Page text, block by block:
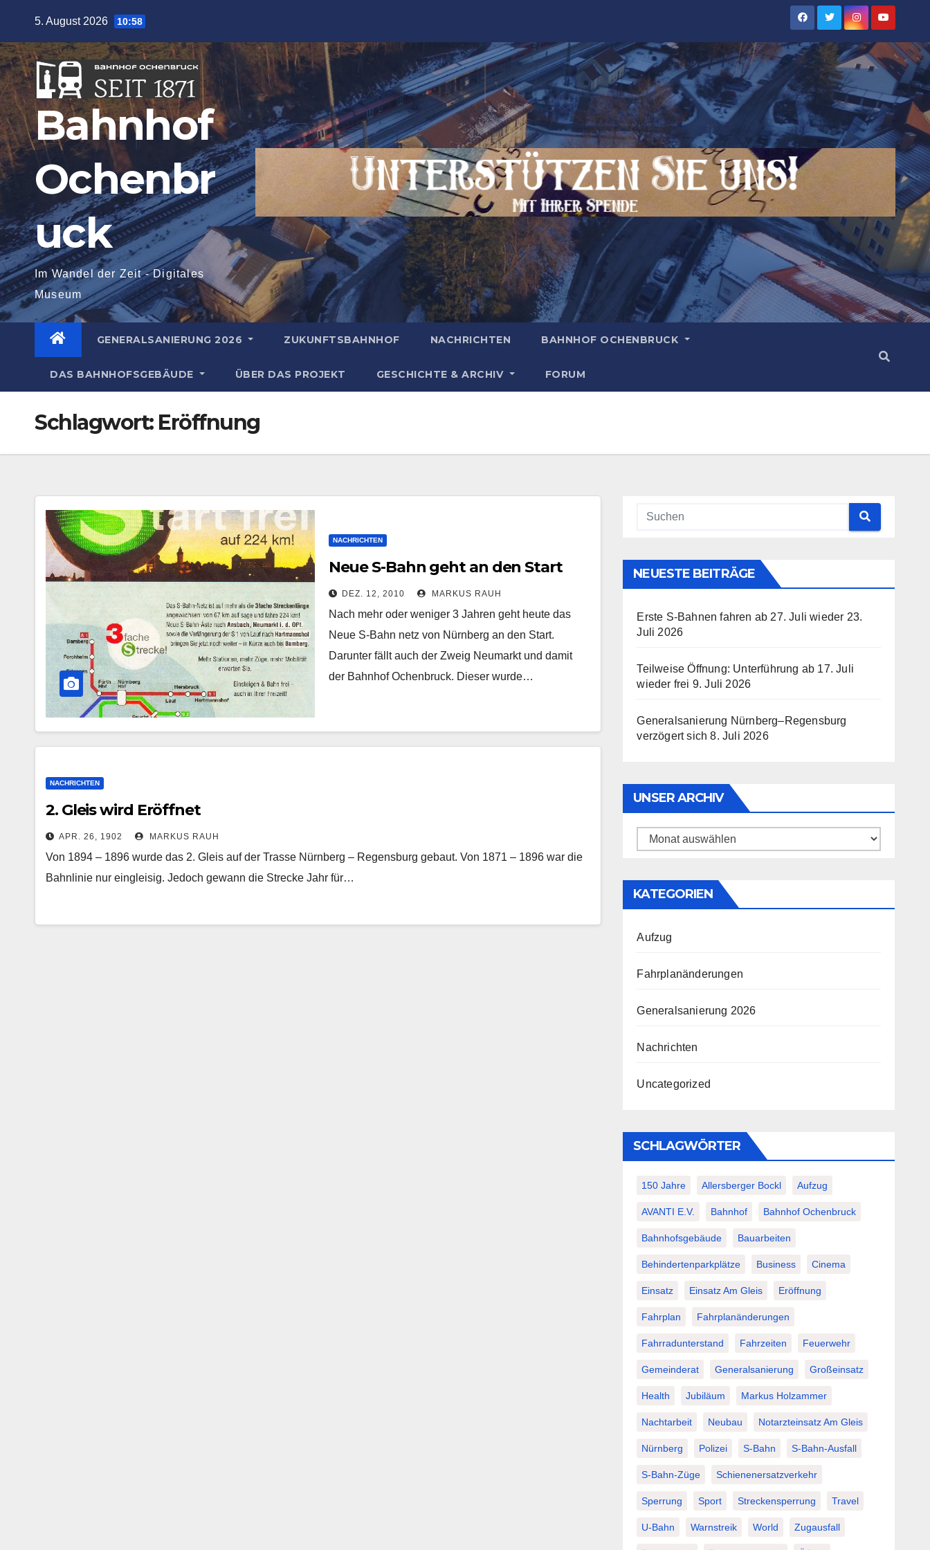
springen
5. August 2026 10:58
Bahnhof
Ochenbr
uck
Im Wandel der Zeit - Digitales
Museum
GENERALSANIERUNG 2026 ZUKUNFTSBAHNHOF NACHRICHTEN BAHNHOF OCHENBRUCK
DAS BAHNHOFSGEBÄUDE ÜBER DAS PROJEKT GESCHICHTE & ARCHIV FORUM
Schlagwort: Eröffnung
NACHRICHTEN
Neue S-Bahn geht an den Start
DEZ. 12, 2010 MARKUS RAUH
Nach mehr oder weniger 3 Jahren geht heute das
Neue S-Bahn netz von Nürnberg an den Start.
Darunter fällt auch der Zweig Neumarkt und damit
der Bahnhof Ochenbruck. Dieser wurde…
NACHRICHTEN
2. Gleis wird Eröffnet
APR. 26, 1902 MARKUS RAUH
Von 1894 – 1896 wurde das 2. Gleis auf der Trasse Nürnberg – Regensburg gebaut. Von 1871 – 1896 war die
Bahnlinie nur eingleisig. Jedoch gewann die Strecke Jahr für…
NEUESTE BEITRÄGE
Erste S-Bahnen fahren ab 27. Juli wieder 23.
Juli 2026
Teilweise Öffnung: Unterführung ab 17. Juli
wieder frei 9. Juli 2026
Generalsanierung Nürnberg–Regensburg
verzögert sich 8. Juli 2026
UNSER ARCHIV
Unser
KATEGORIEN
Aufzug
Fahrplanänderungen
Generalsanierung 2026
Nachrichten
Uncategorized
SCHLAGWÖRTER
150 Jahre Allersberger Bockl Aufzug
AVANTI E.V. Bahnhof Bahnhof Ochenbruck
Bahnhofsgebäude Bauarbeiten
Behindertenparkplätze Business Cinema
Einsatz Einsatz Am Gleis Eröffnung
Fahrplan Fahrplanänderungen
Fahrradunterstand Fahrzeiten Feuerwehr
Gemeinderat Generalsanierung Großeinsatz
Health Jubiläum Markus Holzammer
Nachtarbeit Neubau Notarzteinsatz Am Gleis
Nürnberg Polizei S-Bahn S-Bahn-Ausfall
S-Bahn-Züge Schienenersatzverkehr
Sperrung Sport Streckensperrung Travel
U-Bahn Warnstreik World Zugausfall